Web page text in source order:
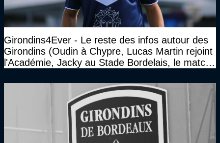
Girondins4Ever - Le reste des infos autour des
Girondins (Oudin à Chypre, Lucas Martin rejoint
l'Académie, Jacky au Stade Bordelais, le match